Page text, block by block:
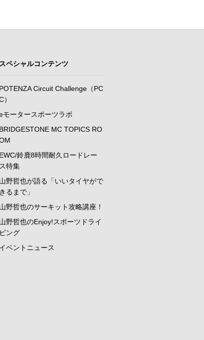
スペシャルコンテンツ
POTENZA Circuit Challenge（PC
）
モータースポーツラボ
BRIDGESTONE MC TOPICS RO
EWC/鈴鹿8時間耐久ロードレー
ス特集
山野哲也が語る「いいタイヤがで
きるまで」
山野哲也のサーキット攻略講座！
山野哲也のEnjoy!スポーツドライ
ビング
イベントニュース